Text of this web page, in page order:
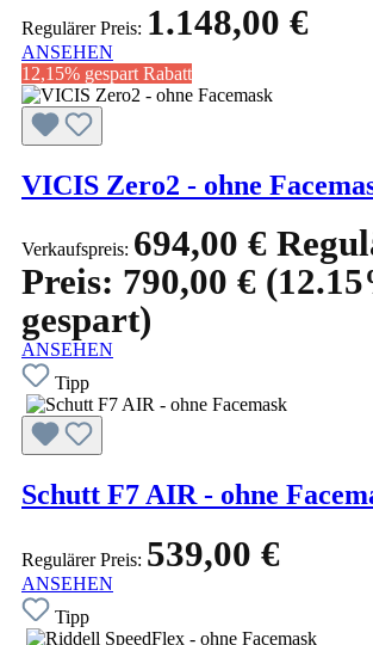
Regulärer Preis: 1.148,00 €
ANSEHEN
12,15% gespart Rabatt
VICIS Zero2 - ohne
Verkaufspreis: 694,00 €
Preis: 790,00 €
gespart)
ANSEHEN
Tipp
Schutt F7 AIR - ohne
Regulärer Preis: 539,00 €
ANSEHEN
Tipp